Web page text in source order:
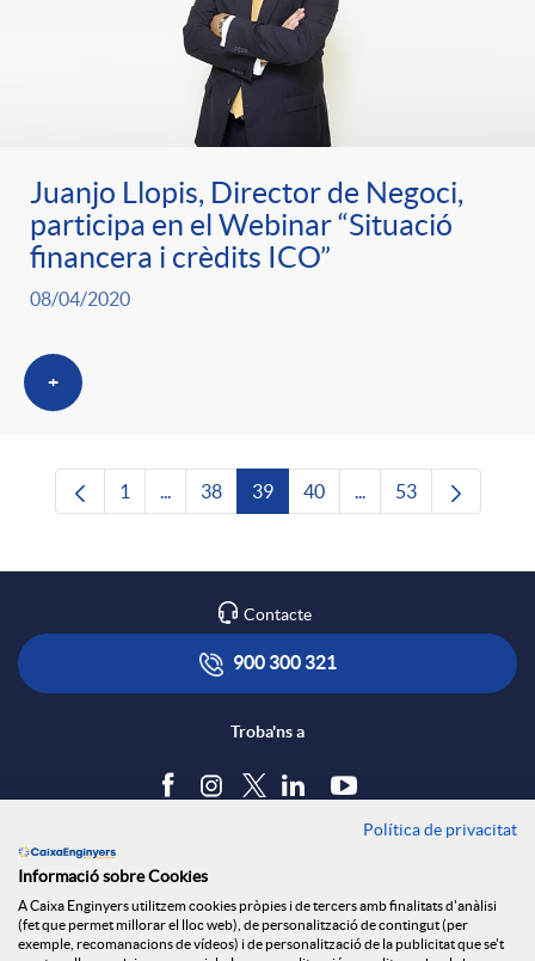
Juanjo Llopis, Director de Negoci,
participa en el Webinar “Situació
financera i crèdits ICO”
08/04/2020
+
Pàgina
1 ...Pàgines intermèdies Utilitzeu TAB per
Pàgina
38 Pàgina
39 Pàgina
40 ...Pàgines intermèdies
Pàgina
53
Contacte
900 300 321
Troba'ns a
Política de cookies
Avís legal
Política de privacitat
Informació sobre Cookies
A Caixa Enginyers utilitzem cookies pròpies i de tercers amb finalitats d'anàlisi
(fet que permet millorar el lloc web), de personalització de contingut (per
exemple, recomanacions de vídeos) i de personalització de la publicitat que se't